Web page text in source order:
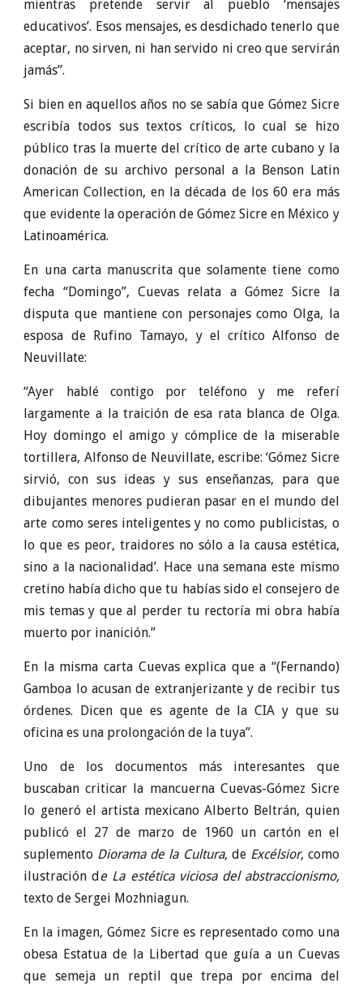
mientras pretende servir al pueblo ‘mensajes
educativos’. Esos mensajes, es desdichado tenerlo que
aceptar, no sirven, ni han servido ni creo que servirán
jamás”.
Si bien en aquellos años no se sabía que Gómez Sicre
escribía todos sus textos críticos, lo cual se hizo
público tras la muerte del crítico de arte cubano y la
donación de su archivo personal a la Benson Latin
American Collection, en la década de los 60 era más
que evidente la operación de Gómez Sicre en México y
Latinoamérica.
En una carta manuscrita que solamente tiene como
fecha “Domingo”, Cuevas relata a Gómez Sicre la
disputa que mantiene con personajes como Olga, la
esposa de Rufino Tamayo, y el crítico Alfonso de
Neuvillate:
“Ayer hablé contigo por teléfono y me referí
largamente a la traición de esa rata blanca de Olga.
Hoy domingo el amigo y cómplice de la miserable
tortillera, Alfonso de Neuvillate, escribe: ‘Gómez Sicre
sirvió, con sus ideas y sus enseñanzas, para que
dibujantes menores pudieran pasar en el mundo del
arte como seres inteligentes y no como publicistas, o
lo que es peor, traidores no sólo a la causa estética,
sino a la nacionalidad’. Hace una semana este mismo
cretino había dicho que tu habías sido el consejero de
mis temas y que al perder tu rectoría mi obra había
muerto por inanición.”
En la misma carta Cuevas explica que a “(Fernando)
Gamboa lo acusan de extranjerizante y de recibir tus
órdenes. Dicen que es agente de la CIA y que su
oficina es una prolongación de la tuya”.
Uno de los documentos más interesantes que
buscaban criticar la mancuerna Cuevas-Gómez Sicre
lo generó el artista mexicano Alberto Beltrán, quien
publicó el 27 de marzo de 1960 un cartón en el
suplemento Diorama de la Cultura, deExcélsior, como
ilustración de La estética viciosa del abstraccionismo,
texto de Sergei Mozhniagun.
En la imagen, Gómez Sicre es representado como una
obesa Estatua de la Libertad que guía a un Cuevas
que semeja un reptil que trepa por encima del